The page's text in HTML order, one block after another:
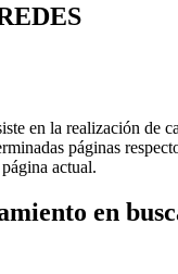
en la realización de
páginas
actual.
en